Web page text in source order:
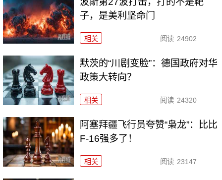
子，是美利坚命门
相关 阅读 24902
默茨的“川剧变脸”：德国政府对华
政策大转向？
相关 阅读 24320
阿塞拜疆飞行员夸赞“枭龙”：比比
F-16强多了！
相关 阅读 23147